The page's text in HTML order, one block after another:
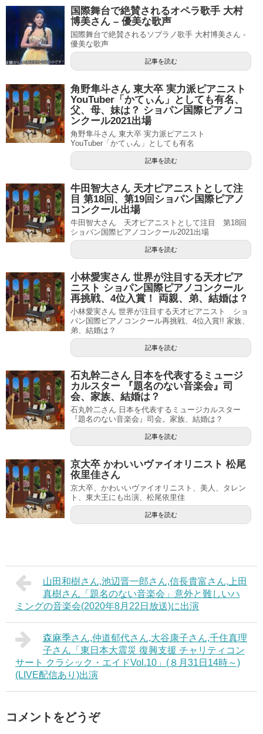
国際舞台で絶賛されるオペラ歌手 大村
博美さん – 優美な歌声
国際舞台で絶賛されるソプラノ歌手 大村博美さん -
優美な歌声
記事を読む
角野隼斗さん 東大卒 実力派ピアニスト
YouTuber「かてぃん」としても有名、
父、母、妹は？ ショパン国際ピアノコ
ンクール2021出場
角野隼斗さん 東大卒 実力派ピアニスト
YouTuber「かてぃん」としても有名
記事を読む
牛田智大さん 天才ピアニストとして注
目 第18回、第19回ショパン国際ピアノ
コンクール出場
牛田智大さん 天才ピアニストとして注目 第18回
ショパン国際ピアノコンクール2021出場
記事を読む
小林愛実さん 世界が注目する天才ピア
ニスト ショパン国際ピアノコンクール
再挑戦、4位入賞！ 両親、弟、結婚は？
小林愛実さん 世界が注目する天才ピアニスト ショ
パン国際ピアノコンクール再挑戦、4位入賞!! 家族、
弟、結婚は？
記事を読む
石丸幹二さん 日本を代表するミュージ
カルスター 『題名のない音楽会』司
会、家族、結婚は？
石丸幹二さん 日本を代表するミュージカルスター
『題名のない音楽会』司会。家族、結婚は？
記事を読む
京大卒 かわいいヴァイオリニスト 松尾
依里佳さん
京大卒、かわいいヴァイオリニスト、美人、タレン
ト、東大王にも出演、松尾依里佳
記事を読む
山田和樹さん,池辺晋一郎さん,信長貴富さん,上田
真樹さん「題名のない音楽会」意外と難しいハ
ミングの音楽会(2020年8月22日放送)に出演
森麻季さん,仲道郁代さん,大谷康子さん,千住真理
子さん「東日本大震災 復興支援 チャリティコン
サート クラシック・エイドVol.10」(８月31日14時～)
(LIVE配信あり)出演
コメントをどうぞ